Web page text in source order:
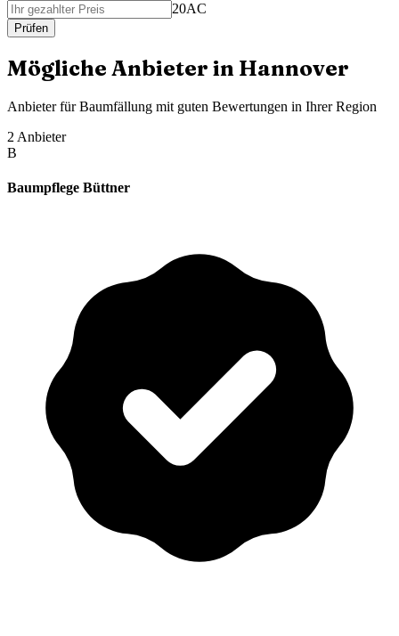
20AC
Prüfen
Mögliche Anbieter in Hannover
Anbieter fürBaumfällung mit guten Bewertungen in Ihrer Region
2 Anbieter
B
Baumpflege Büttner